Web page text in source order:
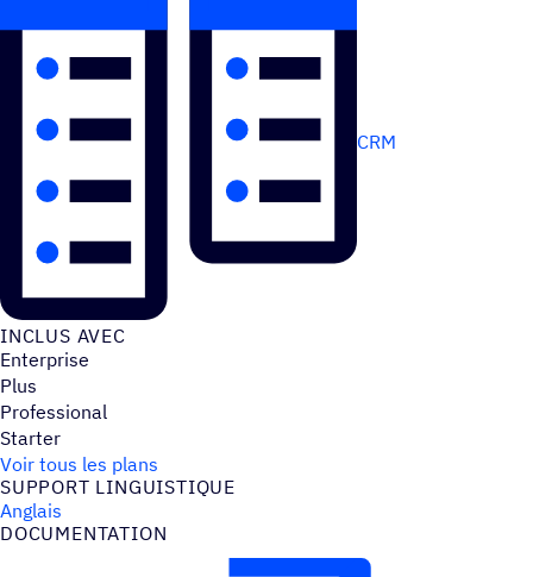
CRM
INCLUS AVEC
Enterprise
Plus
Professional
Starter
Voir tous les plans
SUPPORT LINGUIS­TIQUE
Anglais
DOCU­MEN­TA­TION